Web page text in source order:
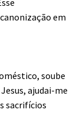
em
soube
ajudai-me
sacrifícios